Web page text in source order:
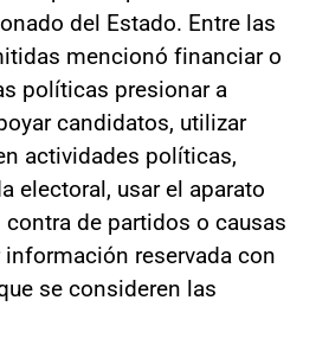
del Estado. Entre las
mencionó financiar o
políticas presionar a
candidatos, utilizar
actividades políticas,
electoral, usar el aparato
de partidos o causas
reservada con
se consideren las